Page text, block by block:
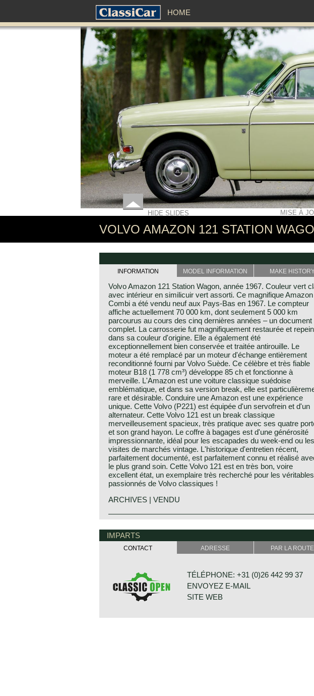
HOME
HIDE SLIDES MISE À
VOLVO AMAZON 121 STATION
INFORMATION MODEL INFORMATION MAKE
Volvo Amazon 121 Station Wagon, année 1967. Couleur vert
avec intérieur en similicuir vert assorti. Ce magnifique Amazon
Combi a été vendu neuf aux Pays-Bas en 1967. Le compteur
affiche actuellement 70 000 km, dont seulement 5 000 km
parcourus au cours des cinq dernières années – un document
complet. La carrosserie fut magnifiquement restaurée et
dans sa couleur d'origine. Elle a également été
exceptionnellement bien conservée et traitée antirouille. Le
moteur a été remplacé par un moteur d'échange entièrement
reconditionné fourni par Volvo Suède. Ce célèbre et très fiable
moteur B18 (1 778 cm³) développe 85 ch et fonctionne à
merveille. L'Amazon est une voiture classique suédoise
emblématique, et dans sa version break, elle est
rare et désirable. Conduire une Amazon est une expérience
unique. Cette Volvo (P221) est équipée d'un servofrein et d'un
alternateur. Cette Volvo 121 est un break classique
merveilleusement spacieux, très pratique avec ses quatre
et son grand hayon. Le coffre à bagages est d'une générosité
impressionnante, idéal pour les escapades du week-end ou les
visites de marchés vintage. L'historique d'entretien récent,
parfaitement documenté, est parfaitement connu et réalisé
le plus grand soin. Cette Volvo 121 est en très bon, voire
excellent état, un exemplaire très recherché pour les véritables
passionnés de Volvo classiques !
ARCHIVES | VENDU
IMPARTS
CONTACT ADRESSE PAR LA ROUTE
TÉLÉPHONE: +31 (0)26 442 99 37
ENVOYEZ E-MAIL
SITE WEB